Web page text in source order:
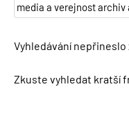
VĚDA
FAKULTA
Vyhledávání nepřineslo
Zkuste vyhledat kratší